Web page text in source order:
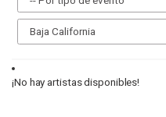
¡No hay artistas disponibles!